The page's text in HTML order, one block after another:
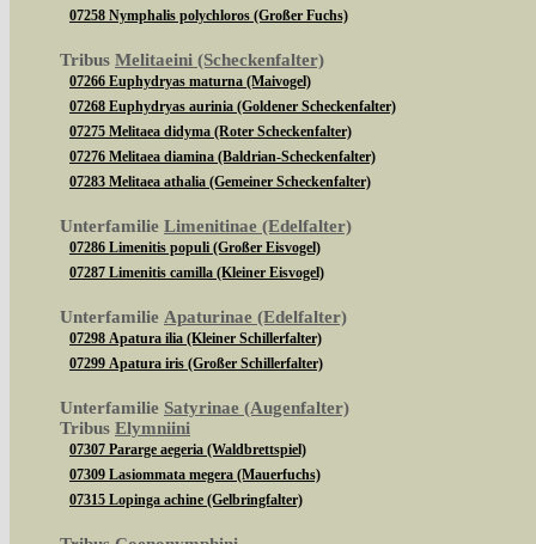
07258 Nymphalis polychloros (Großer Fuchs)
Tribus Melitaeini (Scheckenfalter)
07266 Euphydryas maturna (Maivogel)
07268 Euphydryas aurinia (Goldener Scheckenfalter)
07275 Melitaea didyma (Roter Scheckenfalter)
07276 Melitaea diamina (Baldrian-Scheckenfalter)
07283 Melitaea athalia (Gemeiner Scheckenfalter)
Unterfamilie Limenitinae (Edelfalter)
07286 Limenitis populi (Großer Eisvogel)
07287 Limenitis camilla (Kleiner Eisvogel)
Unterfamilie Apaturinae (Edelfalter)
07298 Apatura ilia (Kleiner Schillerfalter)
07299 Apatura iris (Großer Schillerfalter)
Unterfamilie Satyrinae (Augenfalter)
Tribus Elymniini
07307 Pararge aegeria (Waldbrettspiel)
07309 Lasiommata megera (Mauerfuchs)
07315 Lopinga achine (Gelbringfalter)